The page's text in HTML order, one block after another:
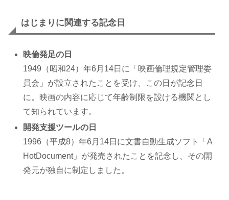
はじまりに関連する記念日
映倫発足の日
1949（昭和24）年6月14日に「映画倫理規定管理委
員会」が設立されたことを受け、この日が記念日
に。映画の内容に応じて年齢制限を設ける機関とし
て知られています。
開発支援ツールの日
1996（平成8）年6月14日に文書自動生成ソフト「A
HotDocument」が発売されたことを記念し、その開
発元が独自に制定しました。